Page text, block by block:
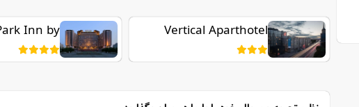
Vertical Aparthotel
hotel
Inn by
Radisson